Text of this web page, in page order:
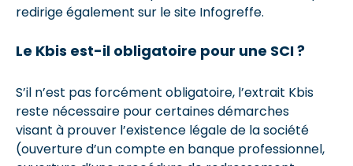
redirige également sur le site Infogreffe.
Le Kbis est-il obligatoire pour une SCI ?
S’il n’est pas forcément obligatoire, l’extrait Kbis
reste nécessaire pour certaines démarches
visant à prouver l’existence légale de la société
(ouverture d’un compte en banque professionnel,